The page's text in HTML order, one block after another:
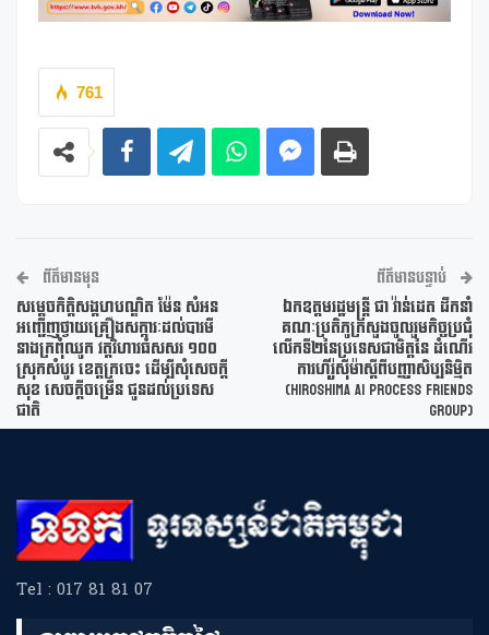
761
ព័ត៌មានមុន
សម្តេចកិត្តិសង្គហបណ្ឌិត ម៉ែន សំអន
អញ្ជើញថ្វាយគ្រឿងសក្ការៈដល់បារមី
នាងក្រពុំឈូក វត្តវិហារធំសសរ ១០០
ស្រុកសំបូរ ខេត្តក្រចេះ ដើម្បីសុំសេចក្តី
សុខ សេចក្តីចម្រើន ជូនដល់ប្រទេស
ជាតិ
ព័ត៌មានបន្ទាប់
ឯកឧត្ដមរដ្ឋមន្ត្រី ជា វ៉ាន់ដេត ដឹកនាំ
គណៈប្រតិភូក្រសួងចូលរួមកិច្ចប្រជុំ
លើកទី២នៃប្រទេសជាមិត្តនៃ ដំណើរ
ការហ៊ីរ៉ូស៊ីម៉ាស្ដីពីបញ្ញាសិប្បនិម្មិត
(Hiroshima AI Process Friends
Group)
Tel : 017 81 81 07